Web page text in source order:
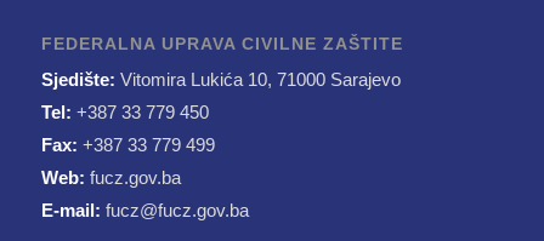
FEDERALNA UPRAVA CIVILNE ZAŠTITE
Sjedište: Vitomira Lukića 10, 71000 Sarajevo
Tel: +387 33 779 450
Fax: +387 33 779 499
Web: fucz.gov.ba
E-mail: fucz@fucz.gov.ba